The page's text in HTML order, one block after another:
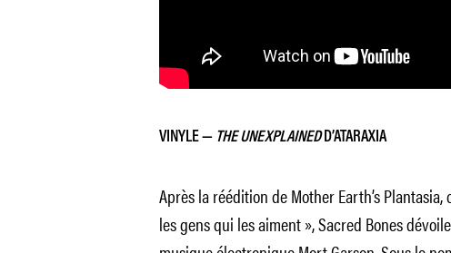
VINYLE — THE UNEXPLAINEDD’ATARAXIA
Après la réédition deMother Earth’s Plantasia,
les gens qui les aiment »,Sacred Bones